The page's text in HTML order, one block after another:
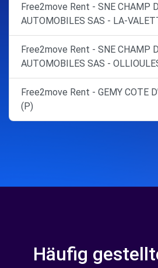
Free2move Rent - SNE CHAMP
AUTOMOBILES SAS - LA-
Free2move Rent - SNE CHAMP
AUTOMOBILES SAS -
Free2move Rent - GEMY COTE
(P)
Häufig